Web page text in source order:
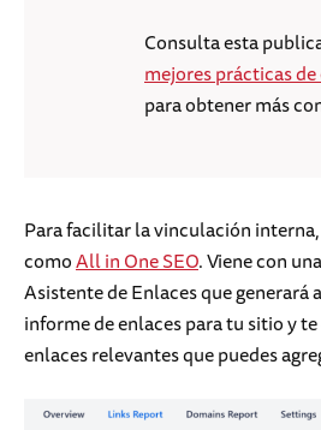
Consulta esta
mejores prácticas
para obtener más
Para facilitar la vinculación
comoAll in One SEO. Viene con
Asistente de Enlaces que
informe de enlaces para tu sitio y
enlaces relevantes que puedes